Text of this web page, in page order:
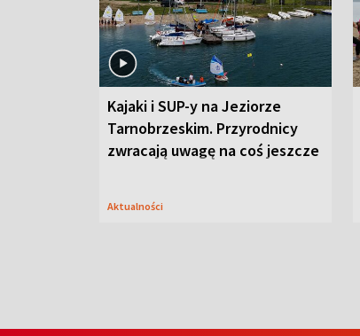
Kajaki i SUP-y na Jeziorze
Tarnobrzeskim. Przyrodnicy
zwracają uwagę na coś jeszcze
Aktualności